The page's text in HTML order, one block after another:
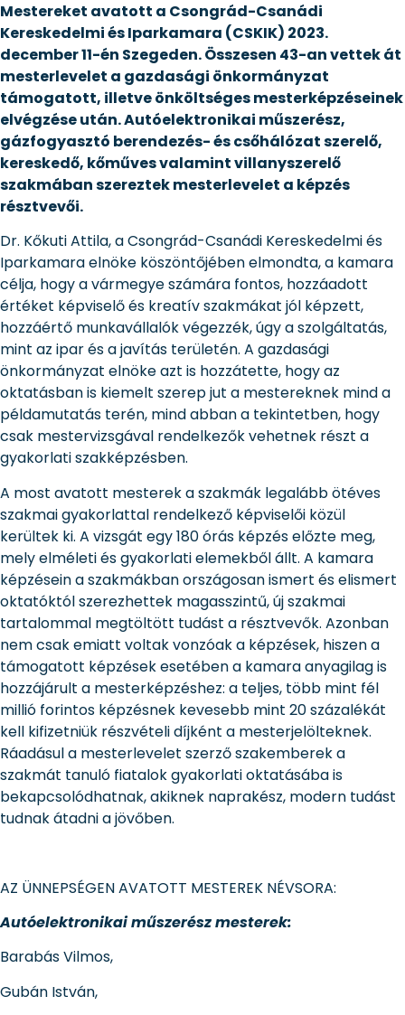
Mestereket avatott a Csongrád-Csanádi
Kereskedelmi és Iparkamara (CSKIK) 2023.
december 11-én Szegeden. Összesen 43-an vettek át
mesterlevelet a gazdasági önkormányzat
támogatott, illetve önköltséges mesterképzéseinek
elvégzése után. Autóelektronikai műszerész,
gázfogyasztó berendezés- és csőhálózat szerelő,
kereskedő, kőműves valamint villanyszerelő
szakmában szereztek mesterlevelet a képzés
résztvevői.
Dr. Kőkuti Attila, a Csongrád-Csanádi Kereskedelmi és
Iparkamara elnöke köszöntőjében elmondta, a kamara
célja, hogy a vármegye számára fontos, hozzáadott
értéket képviselő és kreatív szakmákat jól képzett,
hozzáértő munkavállalók végezzék, úgy a szolgáltatás,
mint az ipar és a javítás területén. A gazdasági
önkormányzat elnöke azt is hozzátette, hogy az
oktatásban is kiemelt szerep jut a mestereknek mind a
példamutatás terén, mind abban a tekintetben, hogy
csak mestervizsgával rendelkezők vehetnek részt a
gyakorlati szakképzésben.
A most avatott mesterek a szakmák legalább ötéves
szakmai gyakorlattal rendelkező képviselői közül
kerültek ki. A vizsgát egy 180 órás képzés előzte meg,
mely elméleti és gyakorlati elemekből állt. A kamara
képzésein a szakmákban országosan ismert és elismert
oktatóktól szerezhettek magasszintű, új szakmai
tartalommal megtöltött tudást a résztvevők. Azonban
nem csak emiatt voltak vonzóak a képzések, hiszen a
támogatott képzések esetében a kamara anyagilag is
hozzájárult a mesterképzéshez: a teljes, több mint fél
millió forintos képzésnek kevesebb mint 20 százalékát
kell kifizetniük részvételi díjként a mesterjelölteknek.
Ráadásul a mesterlevelet szerző szakemberek a
szakmát tanuló fiatalok gyakorlati oktatásába is
bekapcsolódhatnak, akiknek naprakész, modern tudást
tudnak átadni a jövőben.
AZ ÜNNEPSÉGEN AVATOTT MESTEREK NÉVSORA:
Autóelektronikai műszerész mesterek:
Barabás Vilmos,
Gubán István,